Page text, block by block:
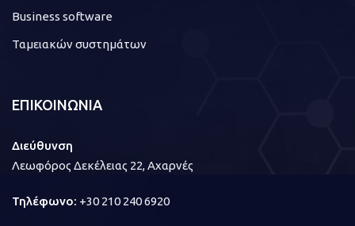
Business software
Ταμειακών συστημάτων
ΕΠΙΚΟΙΝΩΝΙΑ
Διεύθυνση
Λεωφόρος Δεκέλειας 22, Αχαρνές
Τηλέφωνο: +30 210 240 6920